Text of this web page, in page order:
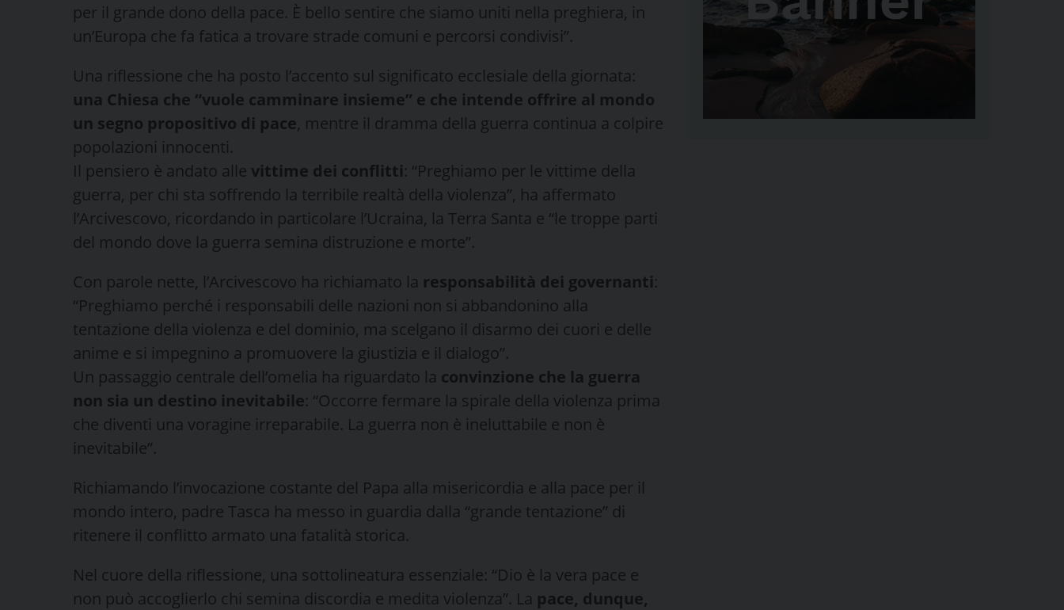
per il grande dono della pace. È bello sentire che siamo uniti nella preghiera, in
un’Europa che fa fatica a trovare strade comuni e percorsi condivisi”.
Una riflessione che ha posto l’accento sul significato ecclesiale della giornata:
una Chiesa che “vuole camminare insieme” e che intende offrire al mondo
un segno propositivo di pace, mentre il dramma della guerra continua a colpire
popolazioni innocenti.
Il pensiero è andato alle vittime dei conflitti: “Preghiamo per le vittime della
guerra, per chi sta soffrendo la terribile realtà della violenza”, ha affermato
l’Arcivescovo, ricordando in particolare l’Ucraina, la Terra Santa e “le troppe parti
del mondo dove la guerra semina distruzione e morte”.
Con parole nette, l’Arcivescovo ha richiamato la responsabilità dei governanti:
“Preghiamo perché i responsabili delle nazioni non si abbandonino alla
tentazione della violenza e del dominio, ma scelgano il disarmo dei cuori e delle
anime e si impegnino a promuovere la giustizia e il dialogo”.
Un passaggio centrale dell’omelia ha riguardato la convinzione che la guerra
non sia un destino inevitabile: “Occorre fermare la spirale della violenza prima
che diventi una voragine irreparabile. La guerra non è ineluttabile e non è
inevitabile”.
Richiamando l’invocazione costante del Papa alla misericordia e alla pace per il
mondo intero, padre Tasca ha messo in guardia dalla “grande tentazione” di
ritenere il conflitto armato una fatalità storica.
Nel cuore della riflessione, una sottolineatura essenziale: “Dio è la vera pace e
non può accoglierlo chi semina discordia e medita violenza”. La pace, dunque,